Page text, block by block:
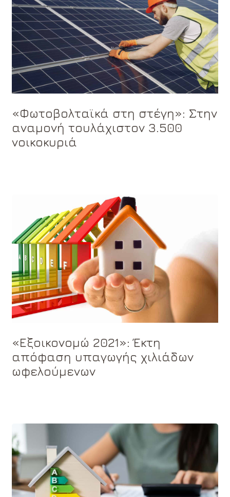
«Φωτοβολταϊκά στη στέγη»: Στην
αναμονή τουλάχιστον 3.500
νοικοκυριά
«Εξοικονομώ 2021»: Έκτη
απόφαση υπαγωγής χιλιάδων
ωφελούμενων